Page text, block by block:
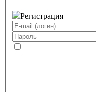
Регистрация